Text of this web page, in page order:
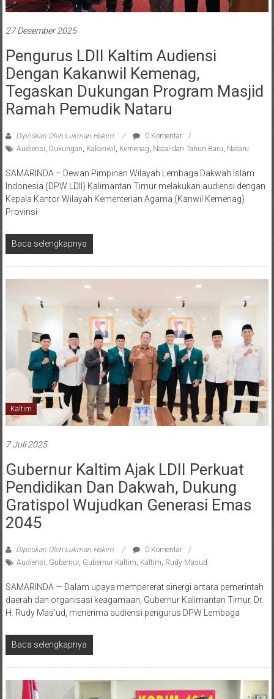
27 Desember 2025
Pengurus LDII Kaltim Audiensi
Dengan Kakanwil Kemenag,
Tegaskan Dukungan Program Masjid
Ramah Pemudik Nataru
Diposkan Oleh:Lukman Hakim
0 Komentar
Audiensi Dukungan Kakanwil Kemenag Natal dan Tahun Baru Nataru
SAMARINDA – Dewan Pimpinan Wilayah Lembaga Dakwah Islam
Indonesia (DPW LDII) Kalimantan Timur melakukan audiensi dengan
Kepala Kantor Wilayah Kementerian Agama (Kanwil Kemenag)
Provinsi
Baca selengkapnya
Kaltim
7 Juli 2025
Gubernur Kaltim Ajak LDII Perkuat
Pendidikan Dan Dakwah, Dukung
Gratispol Wujudkan Generasi Emas
2045
Diposkan Oleh:Lukman Hakim
0 Komentar
Audiensi, Gubernur, Gubernur Kaltim, Kaltim, Rudy Masud
SAMARINDA — Dalam upaya mempererat sinergi antara pemerintah
daerah dan organisasi keagamaan, Gubernur Kalimantan Timur, Dr.
H. Rudy Mas’ud, menerima audiensi pengurus DPW Lembaga
Baca selengkapnya